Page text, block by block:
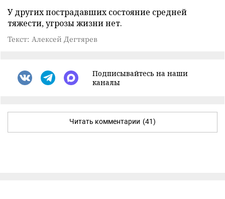
У других пострадавших состояние средней
тяжести, угрозы жизни нет.
Текст: Алексей Дегтярев
Подписывайтесь на наши
каналы
Читать комментарии (41)